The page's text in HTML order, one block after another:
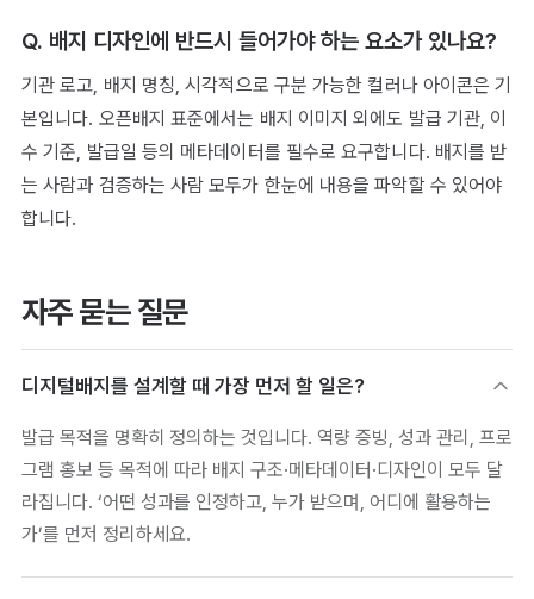
Q. 배지 디자인에 반드시 들어가야 하는 요소가 있나요?
기관 로고, 배지 명칭, 시각적으로 구분 가능한 컬러나 아이콘은 기
본입니다. 오픈배지 표준에서는 배지 이미지 외에도 발급 기관, 이
수 기준, 발급일 등의 메타데이터를 필수로 요구합니다. 배지를 받
는 사람과 검증하는 사람 모두가 한눈에 내용을 파악할 수 있어야
합니다.
자주 묻는 질문
디지털배지를 설계할 때 가장 먼저 할 일은?
발급 목적을 명확히 정의하는 것입니다. 역량 증빙, 성과 관리, 프로
그램 홍보 등 목적에 따라 배지 구조·메타데이터·디자인이 모두 달
라집니다. ‘어떤 성과를 인정하고, 누가 받으며, 어디에 활용하는
가’를 먼저 정리하세요.